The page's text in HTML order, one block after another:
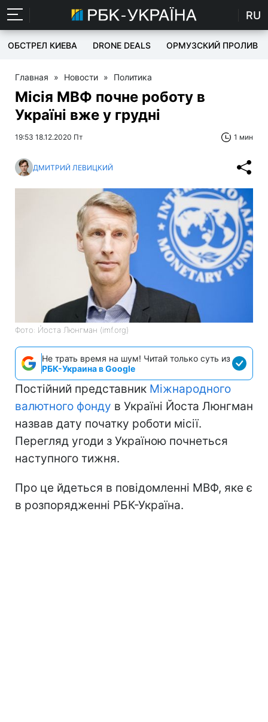
RU
ОБСТРЕЛ КИЕВА DRONE DEALS ОРМУЗСКИЙ ПРОЛИВ
Главная » Новости » Политика
Місія МВФ почне роботу в
Україні вже у грудні
19:53 18.12.2020 Пт 1 мин
ДМИТРИЙ ЛЕВИЦКИЙ
Фото: Йоста Люнгман (imf.org)
Не трать время на шум! Читай только суть из
РБК-Украина в Google
Постійний представник Міжнародного
валютного фонду в Україні Йоста Люнгман
назвав дату початку роботи місії.
Перегляд угоди з Україною почнеться
наступного тижня.
Про це йдеться в повідомленні МВФ, яке є
в розпорядженні РБК-Україна.